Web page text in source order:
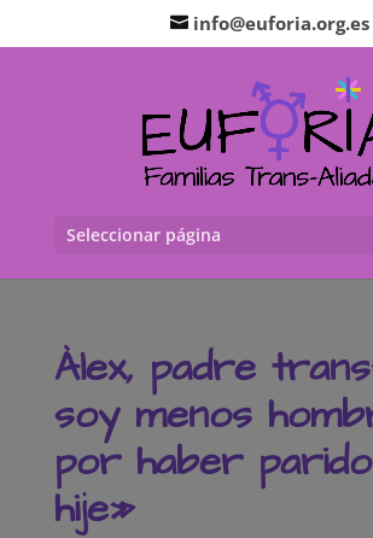
info@euforia.org.es
Seleccionar página
Àlex, padre
soy menos
por haber
hije»